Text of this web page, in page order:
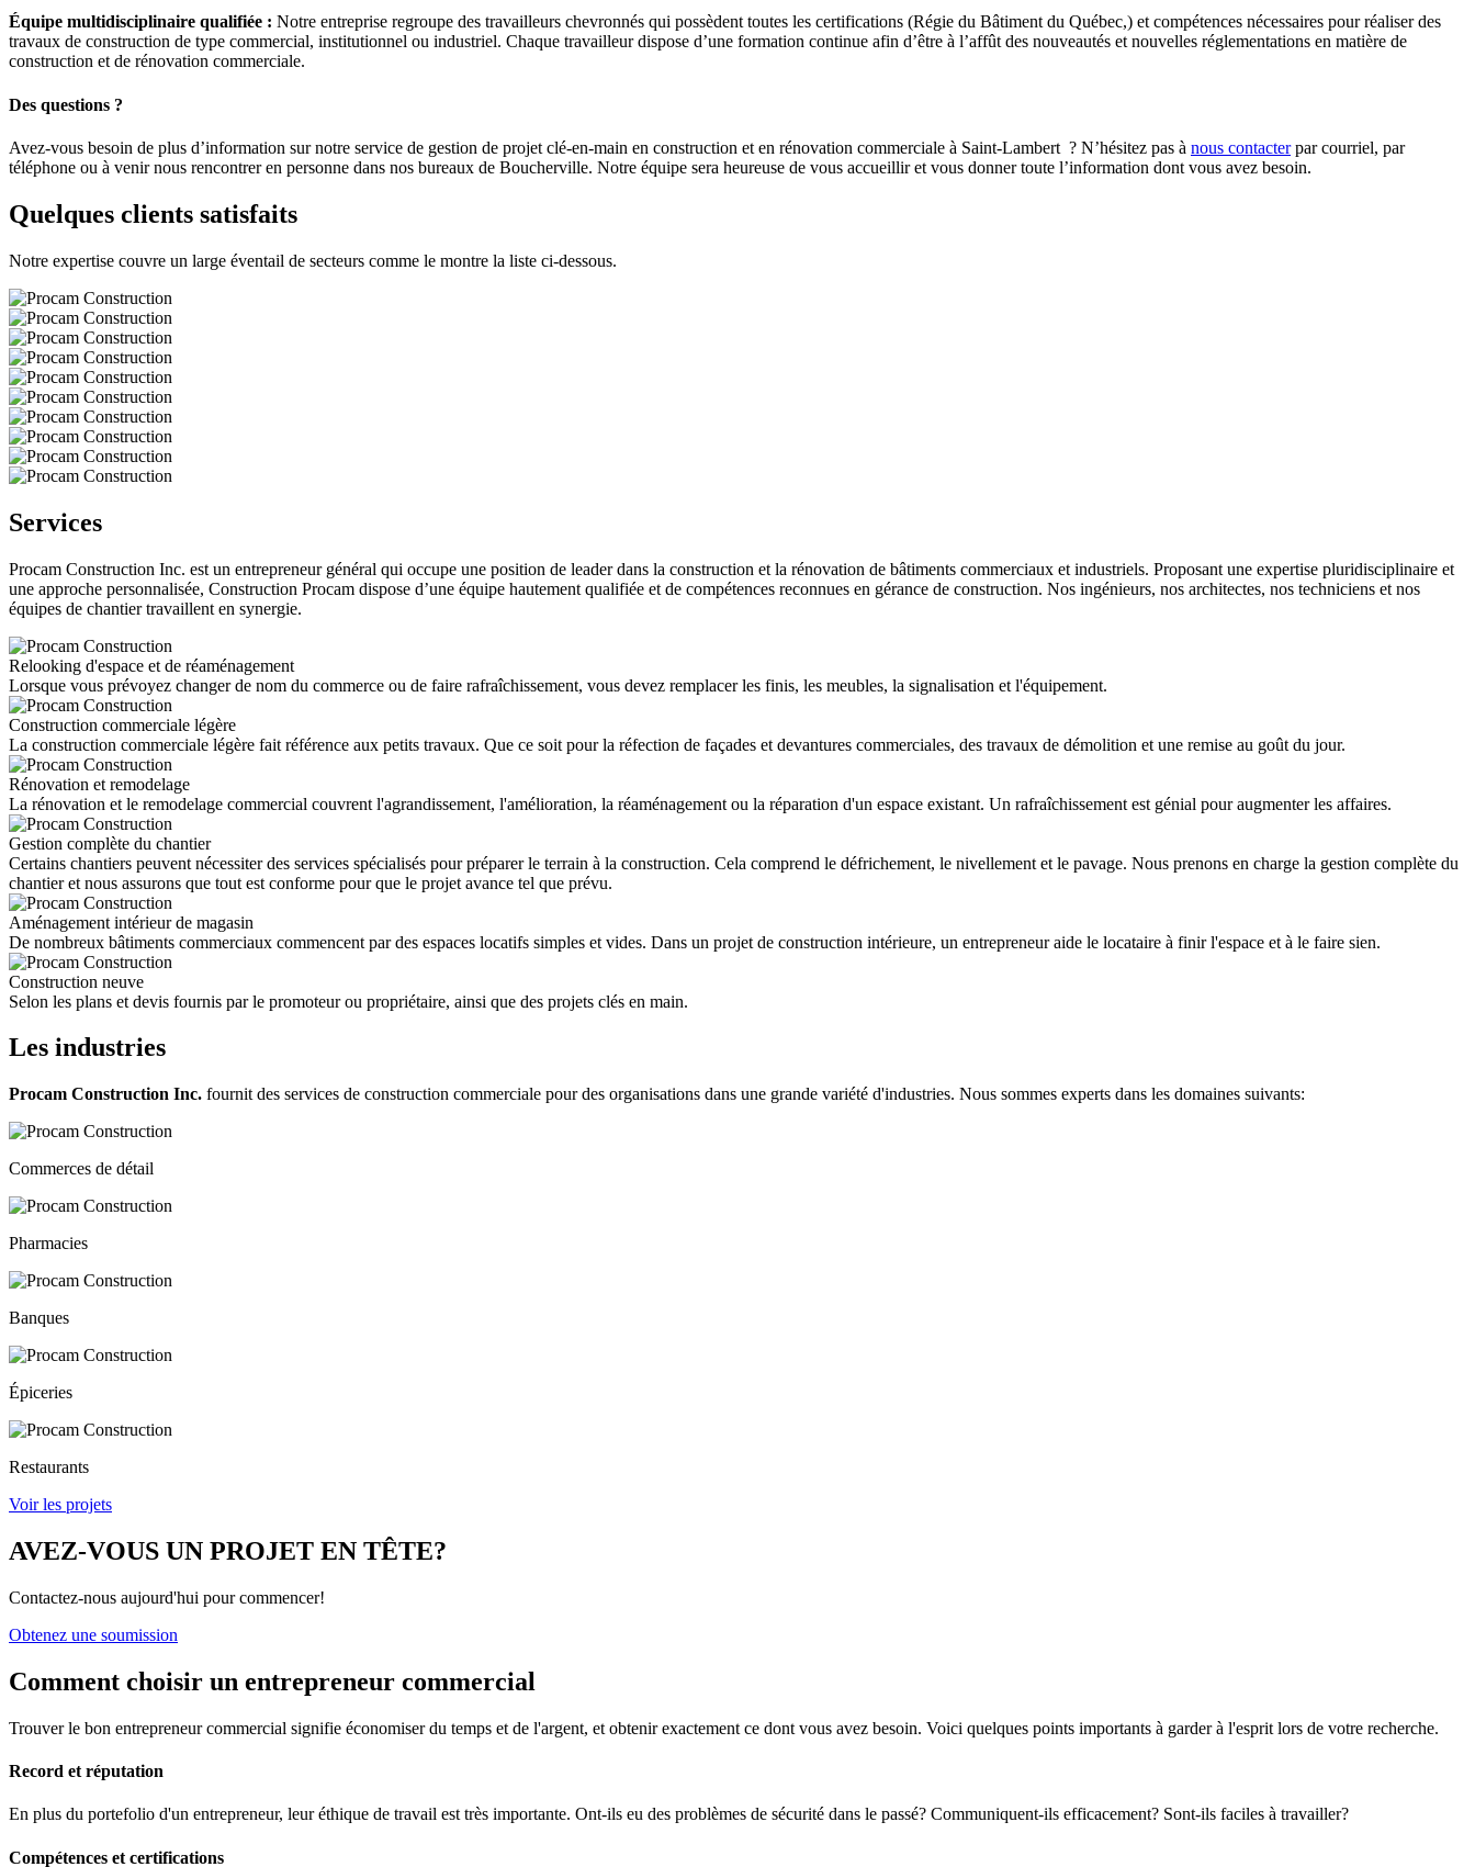
Équipe multidisciplinaire qualifiée : Notre entreprise regroupe des travailleurs chevronnés qui possèdent toutes les certifications (Régie du Bâtiment du Québec,) et compétences nécessaires pour réaliser des
travaux de construction de type commercial, institutionnel ou industriel. Chaque travailleur dispose d’une formation continue afin d’être à l’affût des nouveautés et nouvelles réglementations en matière de
construction et de rénovation commerciale.
Des questions ?
Avez-vous besoin de plus d’information sur notre service de gestion de projet clé-en-main en construction et en rénovation commerciale à Saint-Lambert ? N’hésitez pas à nous contacterpar courriel, par
téléphone ou à venir nous rencontrer en personne dans nos bureaux de Boucherville. Notre équipe sera heureuse de vous accueillir et vous donner toute l’information dont vous avez besoin.
Quelques clients satisfaits
Notre expertise couvre un large éventail de secteurs comme le montre la liste ci-dessous.
Services
Procam Construction Inc. est un entrepreneur général qui occupe une position de leader dans la construction et la rénovation de bâtiments commerciaux et industriels. Proposant une expertise pluridisciplinaire et
une approche personnalisée, Construction Procam dispose d’une équipe hautement qualifiée et de compétences reconnues en gérance de construction. Nos ingénieurs, nos architectes, nos techniciens et nos
équipes de chantier travaillent en synergie.
Relooking d'espace et de réaménagement
Lorsque vous prévoyez changer de nom du commerce ou de faire rafraîchissement, vous devez remplacer les finis, les meubles, la signalisation et l'équipement.
Construction commerciale légère
La construction commerciale légère fait référence aux petits travaux. Que ce soit pour la réfection de façades et devantures commerciales, des travaux de démolition et une remise au goût du jour.
Rénovation et remodelage
La rénovation et le remodelage commercial couvrent l'agrandissement, l'amélioration, la réaménagement ou la réparation d'un espace existant. Un rafraîchissement est génial pour augmenter les affaires.
Gestion complète du chantier
Certains chantiers peuvent nécessiter des services spécialisés pour préparer le terrain à la construction. Cela comprend le défrichement, le nivellement et le pavage. Nous prenons en charge la gestion complète du
chantier et nous assurons que tout est conforme pour que le projet avance tel que prévu.
Aménagement intérieur de magasin
De nombreux bâtiments commerciaux commencent par des espaces locatifs simples et vides. Dans un projet de construction intérieure, un entrepreneur aide le locataire à finir l'espace et à le faire sien.
Construction neuve
Selon les plans et devis fournis par le promoteur ou propriétaire, ainsi que des projets clés en main.
Les industries
Procam Construction Inc. fournit des services de construction commerciale pour des organisations dans une grande variété d'industries. Nous sommes experts dans les domaines suivants:
Commerces de détail
Pharmacies
Banques
Épiceries
Restaurants
Voir les projets
AVEZ-VOUS UN PROJET EN TÊTE?
Contactez-nous aujourd'hui pour commencer!
Obtenez une soumission
Comment choisir un entrepreneur commercial
Trouver le bon entrepreneur commercial signifie économiser du temps et de l'argent, et obtenir exactement ce dont vous avez besoin. Voici quelques points importants à garder à l'esprit lors de votre recherche.
Record et réputation
En plus du portefolio d'un entrepreneur, leur éthique de travail est très importante. Ont-ils eu des problèmes de sécurité dans le passé? Communiquent-ils efficacement? Sont-ils faciles à travailler?
Compétences et certifications